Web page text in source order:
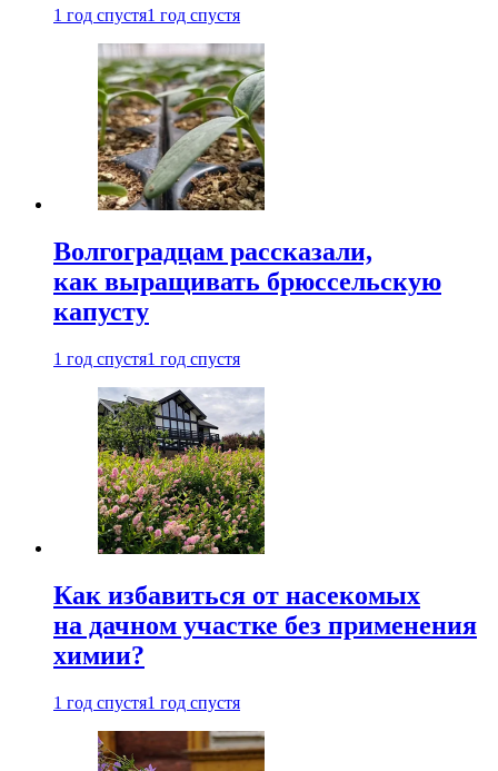
1 год спустя1 год спустя
Волгоградцам рассказали,
как выращивать брюссельскую
капусту
1 год спустя1 год спустя
Как избавиться от насекомых
на дачном участке без применения
химии?
1 год спустя1 год спустя